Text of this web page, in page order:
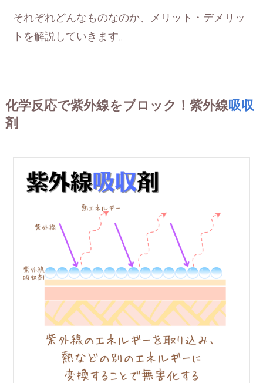
それぞれどんなものなのか、メリット・デメリッ
トを解説していきます。
化学反応で紫外線をブロック！紫外線吸収
剤